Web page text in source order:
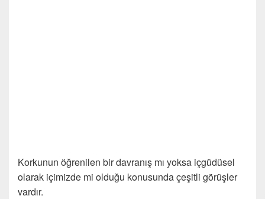
Korkunun öğrenilen bir davranış mı yoksa içgüdüsel
olarak içimizde mi olduğu konusunda çeşitli görüşler
vardır.